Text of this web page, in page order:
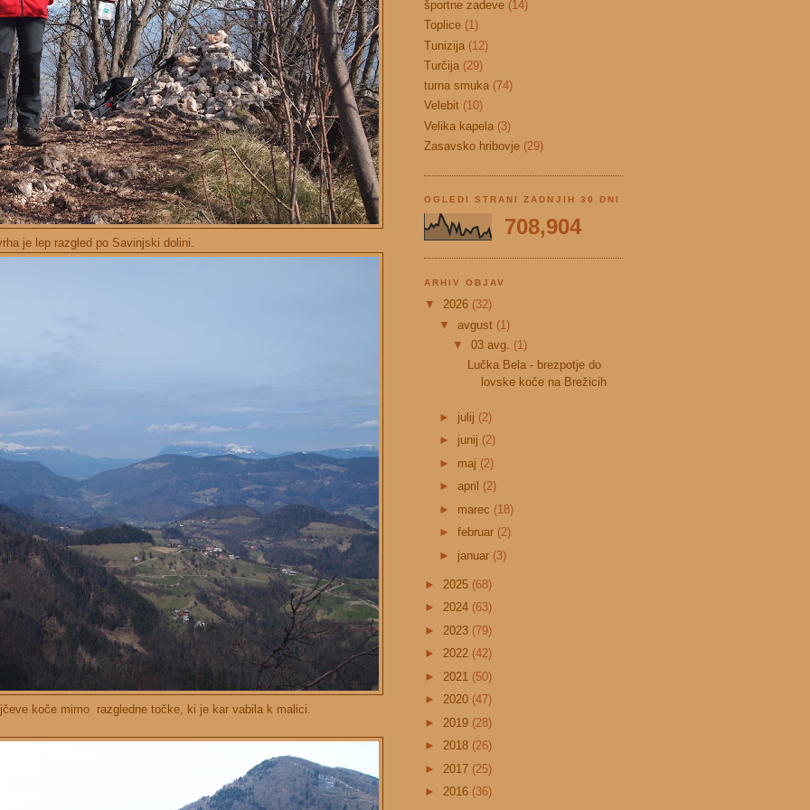
je lep razgled po Savinjski dolini.
koče mimo razgledne točke, ki je kar vabila k malici.
športne zadeve (14)
Toplice (1)
Tunizija (12)
Turčija (29)
turna smuka (74)
Velebit (10)
Velika kapela (3)
Zasavsko hribovje (29)
OGLEDI STRANI ZADNJIH 30 DNI
708,904
ARHIV OBJAV
▼ 2026 (32)
▼ avgust (1)
▼03 avg. (1)
Lučka Bela - brezpotje do
lovske koče na Brežicih
► julij (2)
► junij (2)
► maj (2)
► april (2)
► marec (18)
► februar (2)
► januar (3)
► 2025 (68)
► 2024 (63)
► 2023 (79)
► 2022 (42)
► 2021 (50)
► 2020 (47)
► 2019 (28)
► 2018 (26)
► 2017 (25)
► 2016 (36)